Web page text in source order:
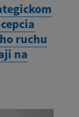
ruchu
na